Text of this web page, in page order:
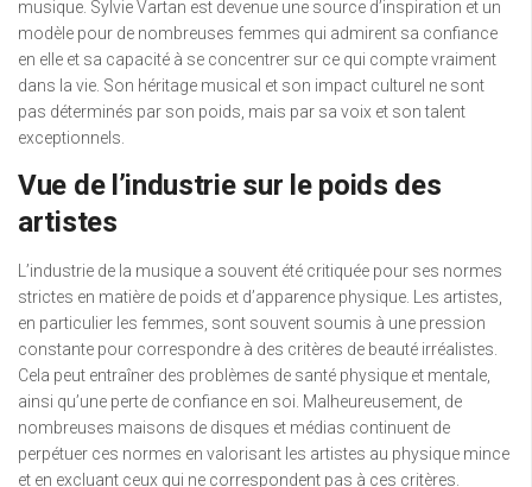
musique. Sylvie Vartan est devenue une source d’inspiration et un
modèle pour de nombreuses femmes qui admirent sa confiance
en elle et sa capacité à se concentrer sur ce qui compte vraiment
dans la vie. Son héritage musical et son impact culturel ne sont
pas déterminés par son poids, mais par sa voix et son talent
exceptionnels.
Vue de l’industrie sur le poids des
artistes
L’industrie de la musique a souvent été critiquée pour ses normes
strictes en matière de poids et d’apparence physique. Les artistes,
en particulier les femmes, sont souvent soumis à une pression
constante pour correspondre à des critères de beauté irréalistes.
Cela peut entraîner des problèmes de santé physique et mentale,
ainsi qu’une perte de confiance en soi. Malheureusement, de
nombreuses maisons de disques et médias continuent de
perpétuer ces normes en valorisant les artistes au physique mince
et en excluant ceux qui ne correspondent pas à ces critères.